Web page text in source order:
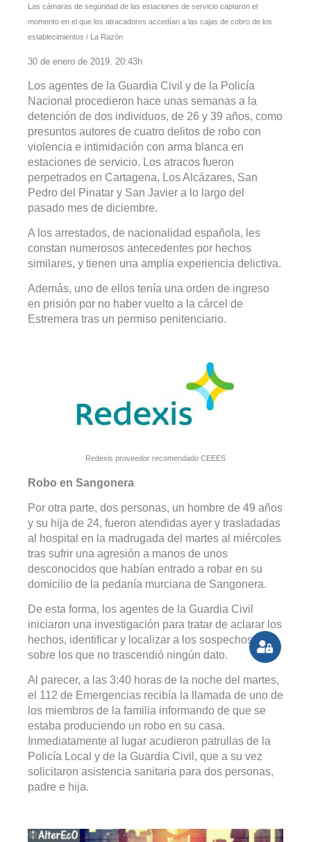
Las cámaras de seguridad de las estaciones de servicio captaron el
momento en el que los atracadores accedían a las cajas de cobro de los
establecimientos / La Razón
30 de enero de 2019. 20:43h
Los agentes de la Guardia Civil y de la Policía
Nacional procedieron hace unas semanas a la
detención de dos individuos, de 26 y 39 años, como
presuntos autores de cuatro delitos de robo con
violencia e intimidación con arma blanca en
estaciones de servicio. Los atracos fueron
perpetrados en Cartagena, Los Alcázares, San
Pedro del Pinatar y San Javier a lo largo del
pasado mes de diciembre.
A los arrestados, de nacionalidad española, les
constan numerosos antecedentes por hechos
similares, y tienen una amplia experiencia delictiva.
Además, uno de ellos tenía una orden de ingreso
en prisión por no haber vuelto a la cárcel de
Estremera tras un permiso penitenciario.
Redexis proveedor recomendado CEEES
Robo en Sangonera
Por otra parte, dos personas, un hombre de 49 años
y su hija de 24, fueron atendidas ayer y trasladadas
al hospital en la madrugada del martes al miércoles
tras sufrir una agresión a manos de unos
desconocidos que habían entrado a robar en su
domicilio de la pedanía murciana de Sangonera.
De esta forma, los agentes de la Guardia Civil
iniciaron una investigación para tratar de aclarar los
hechos, identificar y localizar a los sospechosos,
sobre los que no trascendió ningún dato.
Al parecer, a las 3:40 horas de la noche del martes,
el 112 de Emergencias recibía la llamada de uno de
los miembros de la familia informando de que se
estaba produciendo un robo en su casa.
Inmediatamente al lugar acudieron patrullas de la
Policía Local y de la Guardia Civil, que a su vez
solicitaron asistencia sanitaria para dos personas,
padre e hija.